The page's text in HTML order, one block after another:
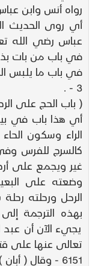
رواه أنس وابن
أي روى الحديث
عباس رضي الله
في باب من بات
في باب ما يلبس
3 - .
( باب الحج على
أي هذا باب في
الراء وسكون
كالسرج للفرس
غير ويجمع على
وضعته على
الرحل ورحلته
بهذه الترجمة
يجيء الآن أن
تعالى عنها على
6151 - وقال (